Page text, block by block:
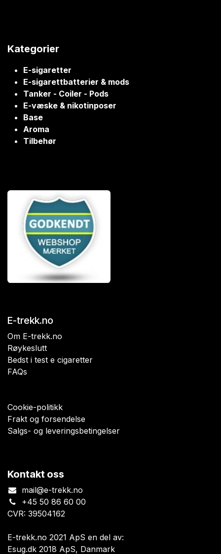
Kategorier
E-sigaretter
E-sigarettbatterier & mods
Tanker - Coiler - Pods
E-væske & nikotinposer
Base
Aroma
Tilbehør
E-trekk.no
Om E-trekk.no
Røykeslutt
Bedst i test e cigaretter
FAQs
Cookie-politikk
Frakt og forsendelse
Salgs- og leveringsbetingelser
Kontakt oss
mail@e-trekk.no
+45 50 86 60 00
CVR: 39504162
E-trekk.no 2021 ApS en del av:
Esug.dk 2018 ApS, Danmark